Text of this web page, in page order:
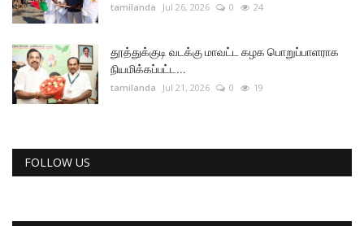
tamilanda Jul 26, 2026 0 24
தூத்துக்குடி வடக்கு மாவட்ட கழக பொறுப்பாளராக
நியமிக்கப்பட்ட...
tamilanda Jul 21, 2026 0 19
FOLLOW US